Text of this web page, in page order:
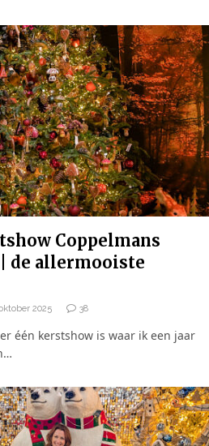
Coppelmans
| de allermooiste
2025 38
één kerstshow is waar ik een jaar